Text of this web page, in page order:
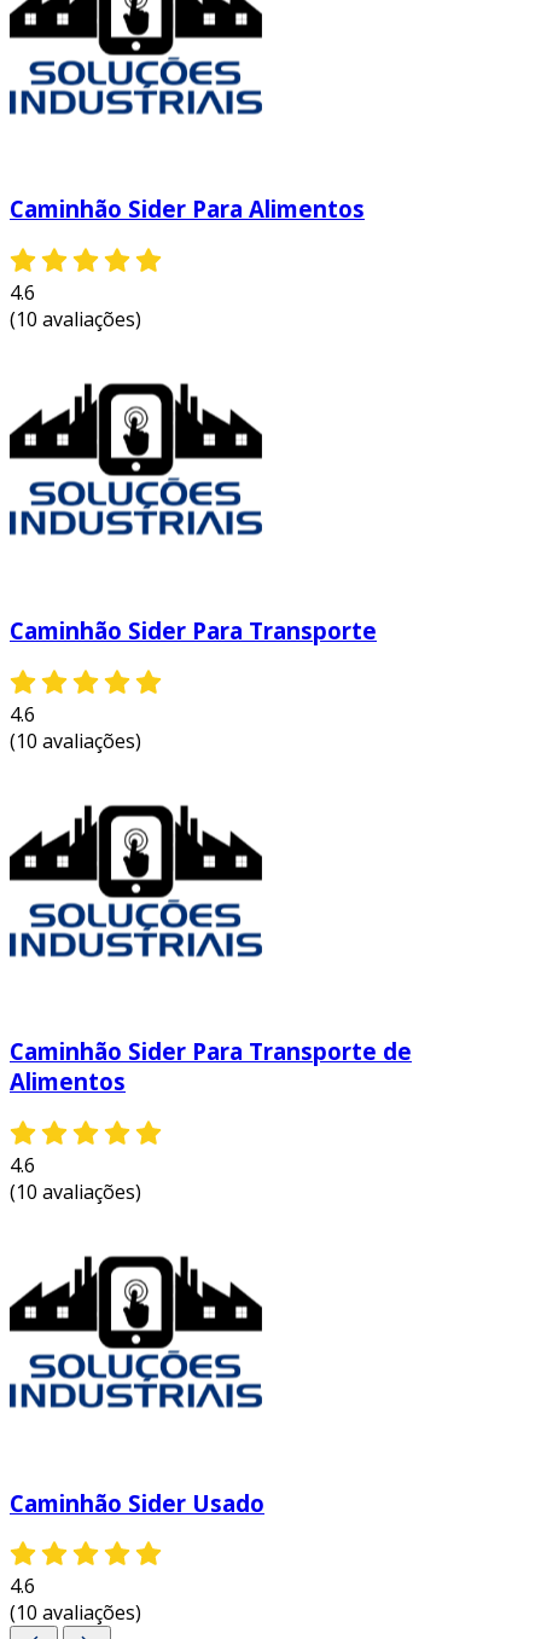
Caminhão Sider Para Alimentos
4.6
(10 avaliações)
Caminhão Sider Para Transporte
4.6
(10 avaliações)
Caminhão Sider Para Transporte de
Alimentos
4.6
(10 avaliações)
Caminhão Sider Usado
4.6
(10 avaliações)